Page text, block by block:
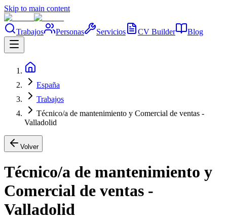
Skip to main content
Trabajos Personas Servicios CV Builder Blog
España
Trabajos
Técnico/a de mantenimiento y Comercial de ventas -
Valladolid
Volver
Técnico/a de mantenimiento y
Comercial de ventas -
Valladolid